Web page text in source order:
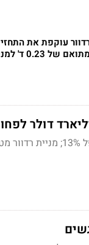
עוקפת את
מתואם של 0.23 ד' למניה
קרן ההשקעות במגעים לרכישת החברה שבה מחזיקים יהודה וזהר